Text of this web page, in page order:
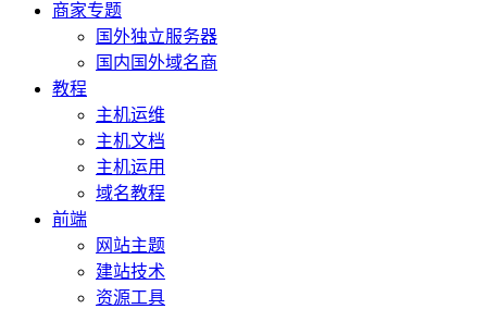
商家专题
国外独立服务器
国内国外域名商
教程
主机运维
主机文档
主机运用
域名教程
前端
网站主题
建站技术
资源工具